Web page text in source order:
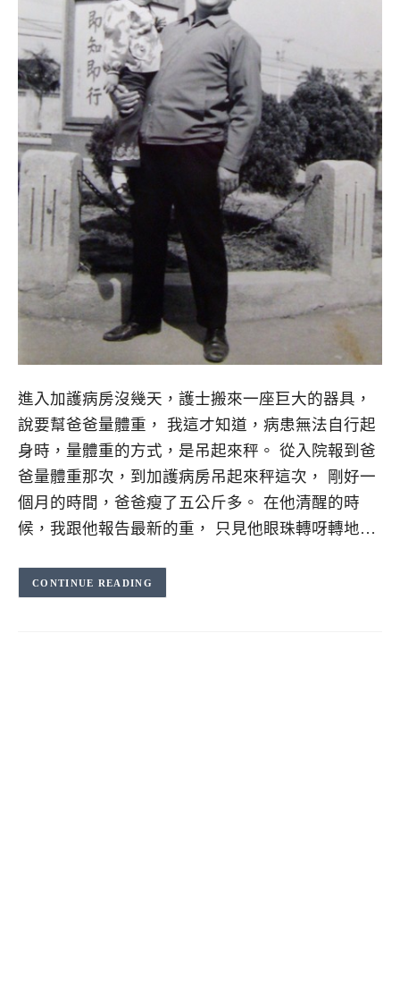
進入加護病房沒幾天，護士搬來一座巨大的器具，
說要幫爸爸量體重， 我這才知道，病患無法自行起
身時，量體重的方式，是吊起來秤。 從入院報到爸
爸量體重那次，到加護病房吊起來秤這次， 剛好一
個月的時間，爸爸瘦了五公斤多。 在他清醒的時
候，我跟他報告最新的重， 只見他眼珠轉呀轉地…
CONTINUE READING